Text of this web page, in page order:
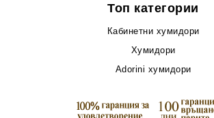
Топ категории
Кабинетни хумидори
Хумидори
Adorini хумидори